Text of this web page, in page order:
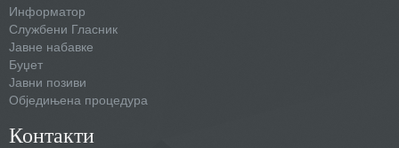
Информатор
Службени Гласник
Јавне набавке
Буџет
Јавни позиви
Обједињена процедура
Контакти